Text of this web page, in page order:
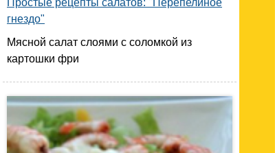
Простые рецепты салатов: "Перепелиное
гнездо"
Мясной салат слоями с соломкой из
картошки фри